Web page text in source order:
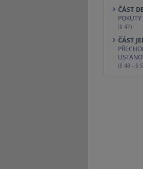
ČÁST
POKUTY
(§ 47)
ČÁST
(§ 48 - §